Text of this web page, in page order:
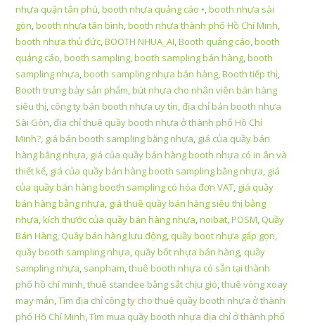
nhựa quận tân phú,booth nhựa quảng cáo •,booth nhựa sài
gòn,booth nhựa tân bình,booth nhựa thành phố Hồ Chí Minh,
booth nhựa thủ đức,BOOTH NHUA_AI,Booth quảng cáo,booth
quảng cáo,booth sampling,booth sampling bán hàng,booth
sampling nhựa,booth sampling nhựa bán hàng,Booth tiếp thị,
Booth trưng bày sản phẩm,bút nhựa cho nhân viên bán hàng
siêu thị, công ty bán booth nhựa uy tín,địa chỉ bán booth nhựa
Sài Gòn,địa chỉ thuê quầy booth nhựa ở thành phố Hồ Chí
Minh?, giá bán booth sampling bằng nhựa, giá của quầy bán
hàng bằng nhựa, giá của quầy bán hàng booth nhựa có in ân và
thiết kế, giá của quầy bán hàng booth sampling bằng nhựa, giá
của quầy bán hàng booth sampling có hóa đơn VAT, giá quầy
bán hàng bằng nhựa, giá thuê quầy bán hàng siêu thị bằng
nhựa,kích thước của quầy bán hàng nhựa,noibat,POSM, Quầy
Bán Hàng, Quầy bán hàng lưu động, quầy boot nhựa gấp gọn,
quầy booth sampling nhựa, quầy bốt nhựa bán hàng, quầy
sampling nhựa, sanpham,thuê booth nhựa có sẵn tại thành
phố hồ chí minh,thuê standee bằng sắt chịu gió,thuê vòng xoay
may mắn,Tìm địa chỉ công ty cho thuê quầy booth nhựa ở thành
phố Hồ Chí Minh,Tìm mua quầy booth nhựa địa chỉ ở thành phố